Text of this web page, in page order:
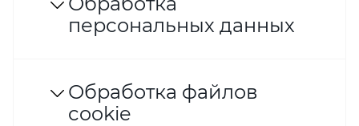
персональных данных
Обработка файлов
cookie